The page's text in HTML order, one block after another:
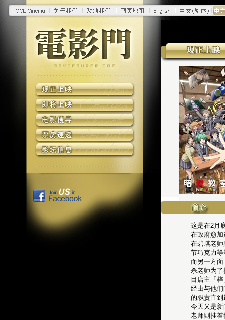
这是在2月
在政府愈
在碧琪老
节巧克力
而另一方
杀老师为
目店主「
经由与他
的职责直
今天又是
老师则挂